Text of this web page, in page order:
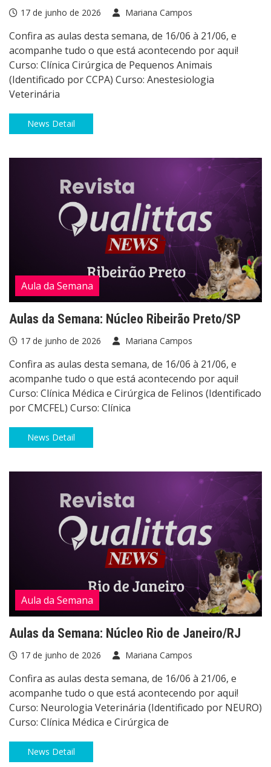
17 de junho de 2026 Mariana Campos
Confira as aulas desta semana, de 16/06 à 21/06, e
acompanhe tudo o que está acontecendo por aqui!
Curso: Clínica Cirúrgica de Pequenos Animais
(Identificado por CCPA) Curso: Anestesiologia
Veterinária
News Detail
Aula da Semana
Aulas da Semana: Núcleo Ribeirão Preto/SP
17 de junho de 2026 Mariana Campos
Confira as aulas desta semana, de 16/06 à 21/06, e
acompanhe tudo o que está acontecendo por aqui!
Curso: Clínica Médica e Cirúrgica de Felinos (Identificado
por CMCFEL) Curso: Clínica
News Detail
Aula da Semana
Aulas da Semana: Núcleo Rio de Janeiro/RJ
17 de junho de 2026 Mariana Campos
Confira as aulas desta semana, de 16/06 à 21/06, e
acompanhe tudo o que está acontecendo por aqui!
Curso: Neurologia Veterinária (Identificado por NEURO)
Curso: Clínica Médica e Cirúrgica de
News Detail